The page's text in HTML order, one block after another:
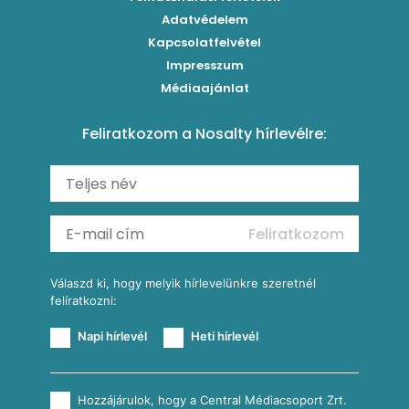
Paradicsomos húsgombóc
Carbonara
Szaftos paprikás csirke
Shakshuka
Ratatouille
Grillezettkukorica-saláta fűszeres garnélanyársakkal
Kukoricás-újhagymás lepény
Mexikói húsleves kukorica salsával
Almás-kéksajtos kukoricasaláta
Köretek
Reggeli receptek
Adatvédelem
Kapcsolatfelvétel
Impresszum
Médiaajánlat
Feliratkozom a Nosalty hírlevélre:
Feliratkozom
Válaszd ki, hogy melyik hírlevelünkre szeretnél
felíratkozni:
Napi hírlevél Heti hírlevél
Hozzájárulok, hogy a Central Médiacsoport Zrt.